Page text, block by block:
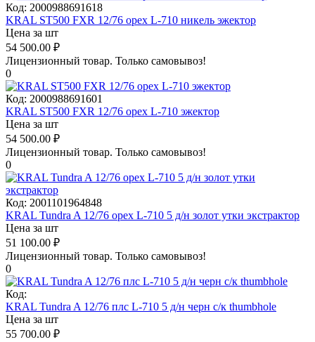
Код: 2000988691618
KRAL ST500 FXR 12/76 орех L-710 никель эжектор
Цена за шт
54 500.00 ₽
Лицензионный товар. Только самовывоз!
0
Код: 2000988691601
KRAL ST500 FXR 12/76 орех L-710 эжектор
Цена за шт
54 500.00 ₽
Лицензионный товар. Только самовывоз!
0
Код: 2001101964848
KRAL Tundra A 12/76 орех L-710 5 д/н золот утки экстрактор
Цена за шт
51 100.00 ₽
Лицензионный товар. Только самовывоз!
0
Код:
KRAL Tundra A 12/76 плс L-710 5 д/н черн с/к thumbhole
Цена за шт
55 700.00 ₽